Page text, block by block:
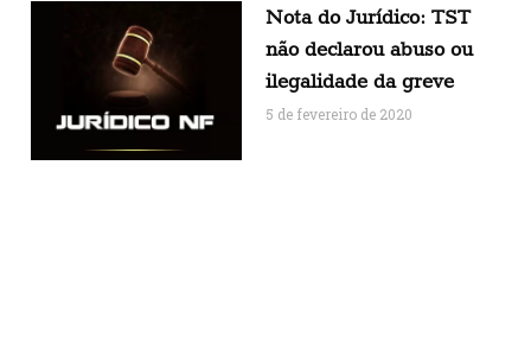
Nota do Jurídico: TST
não declarou abuso ou
ilegalidade da greve
5 de fevereiro de 2020